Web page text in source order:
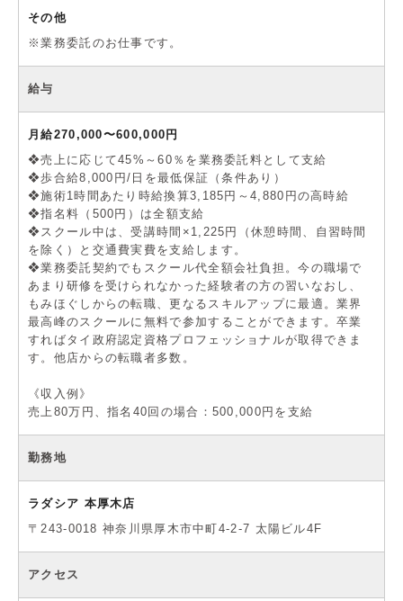
その他
※業務委託のお仕事です。
給与
月給270,000〜600,000円
❖売上に応じて45%～60％を業務委託料として支給
❖歩合給8,000円/日を最低保証（条件あり）
❖施術1時間あたり時給換算3,185円～4,880円の高時給
❖指名料（500円）は全額支給
❖スクール中は、受講時間×1,225円（休憩時間、自習時間
を除く）と交通費実費を支給します。
❖業務委託契約でもスクール代全額会社負担。今の職場で
あまり研修を受けられなかった経験者の方の習いなおし、
もみほぐしからの転職、更なるスキルアップに最適。業界
最高峰のスクールに無料で参加することができます。卒業
すればタイ政府認定資格プロフェッショナルが取得できま
す。他店からの転職者多数。
《収入例》
売上80万円、指名40回の場合：500,000円を支給
勤務地
ラダシア 本厚木店
〒243-0018 神奈川県厚木市中町4-2-7 太陽ビル4F
アクセス